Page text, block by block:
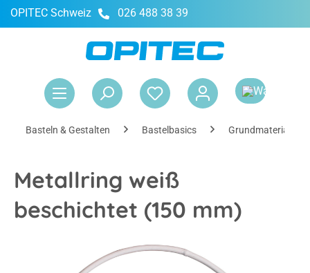
springen
OPITEC Schweiz 026 488 38 39
Basteln & Gestalten Bastelbasics Grundmaterialien
Metallring weiß
beschichtet (150 mm)
Bildergalerie überspringen